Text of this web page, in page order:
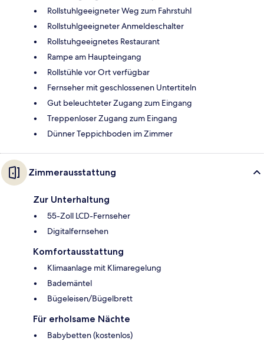
Rollstuhlgeeigneter Weg zum Fahrstuhl
Rollstuhlgeeigneter Anmeldeschalter
Rollstuhgeeignetes Restaurant
Rampe am Haupteingang
Rollstühle vor Ort verfügbar
Fernseher mit geschlossenen Untertiteln
Gut beleuchteter Zugang zum Eingang
Treppenloser Zugang zum Eingang
Dünner Teppichboden im Zimmer
Zimmerausstattung
Zur Unterhaltung
55-Zoll LCD-Fernseher
Digitalfernsehen
Komfortausstattung
Klimaanlage mit Klimaregelung
Bademäntel
Bügeleisen/Bügelbrett
Für erholsame Nächte
Babybetten (kostenlos)